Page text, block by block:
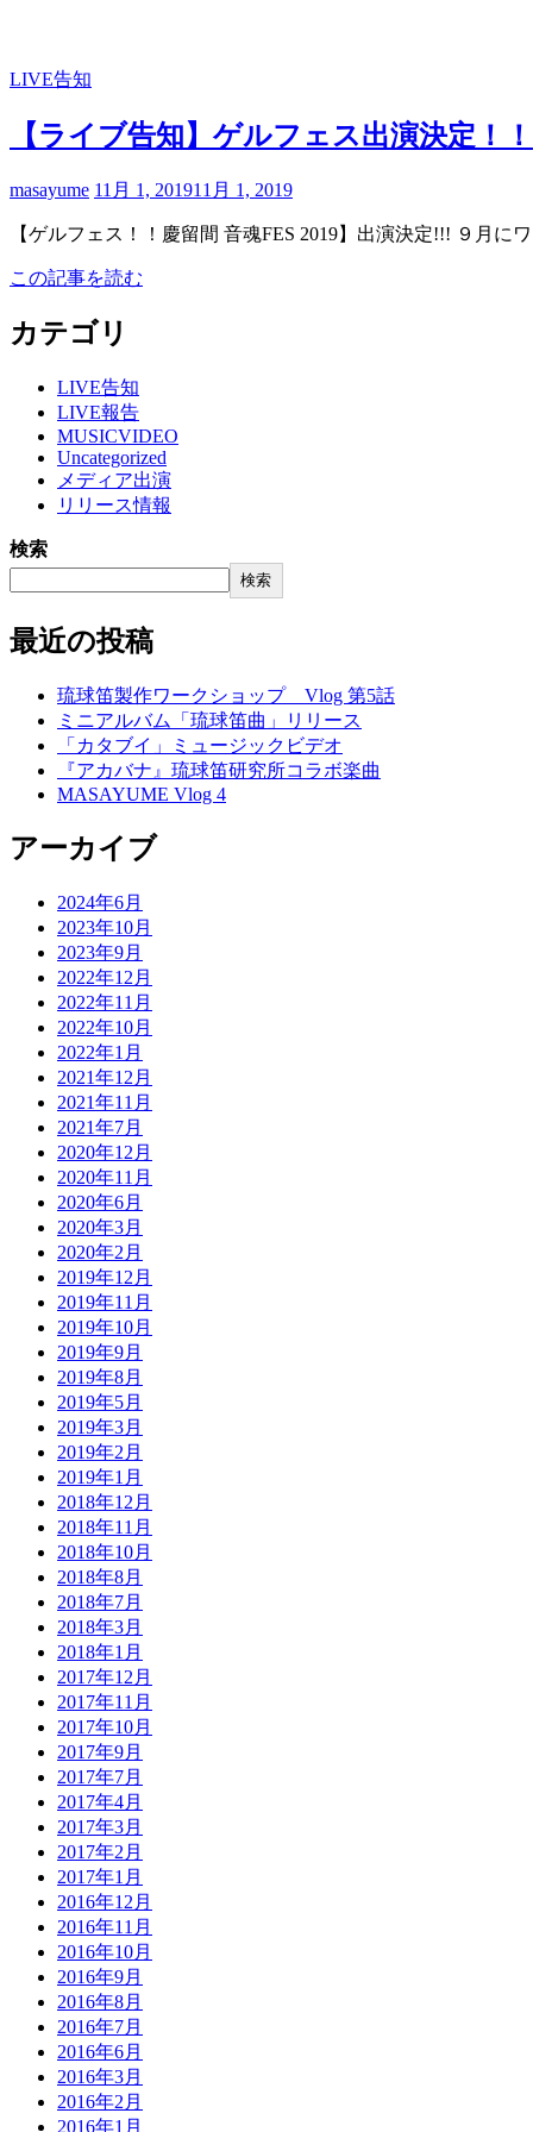
LIVE告知
【ライブ告知】ゲルフェス出演決定！！
masayume 11月 1, 201911月 1, 2019
【ゲルフェス！！慶留間 音魂FES 2019】出演決定!!! ９月
この記事を読む
カテゴリ
LIVE告知
LIVE報告
MUSICVIDEO
Uncategorized
メディア出演
リリース情報
検索
検索
最近の投稿
琉球笛製作ワークショップ Vlog 第5話
ミニアルバム「琉球笛曲」リリース
「カタブイ」ミュージックビデオ
『アカバナ』琉球笛研究所コラボ楽曲
MASAYUME Vlog 4
アーカイブ
2024年6月
2023年10月
2023年9月
2022年12月
2022年11月
2022年10月
2022年1月
2021年12月
2021年11月
2021年7月
2020年12月
2020年11月
2020年6月
2020年3月
2020年2月
2019年12月
2019年11月
2019年10月
2019年9月
2019年8月
2019年5月
2019年3月
2019年2月
2019年1月
2018年12月
2018年11月
2018年10月
2018年8月
2018年7月
2018年3月
2018年1月
2017年12月
2017年11月
2017年10月
2017年9月
2017年7月
2017年4月
2017年3月
2017年2月
2017年1月
2016年12月
2016年11月
2016年10月
2016年9月
2016年8月
2016年7月
2016年6月
2016年3月
2016年2月
2016年1月